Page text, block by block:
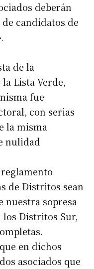
deberán
candidatos de
de la
Lista Verde,
fue
con serias
la misma
nulidad
de Distritos sean
nuestra sopresa
los Distritos Sur,
en dichos
asociados que